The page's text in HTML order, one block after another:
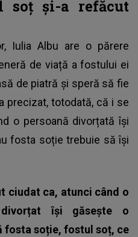
soț şi-a refăcut
Iulia Albu are o părere
de viață a fostului ei
de piatră și speră să fie
precizat, totodată, că i se
o persoană divorțată își
fosta soție trebuie să își
ciudat ca, atunci când o
își găsește o
fosta soție, fostul soț, ce